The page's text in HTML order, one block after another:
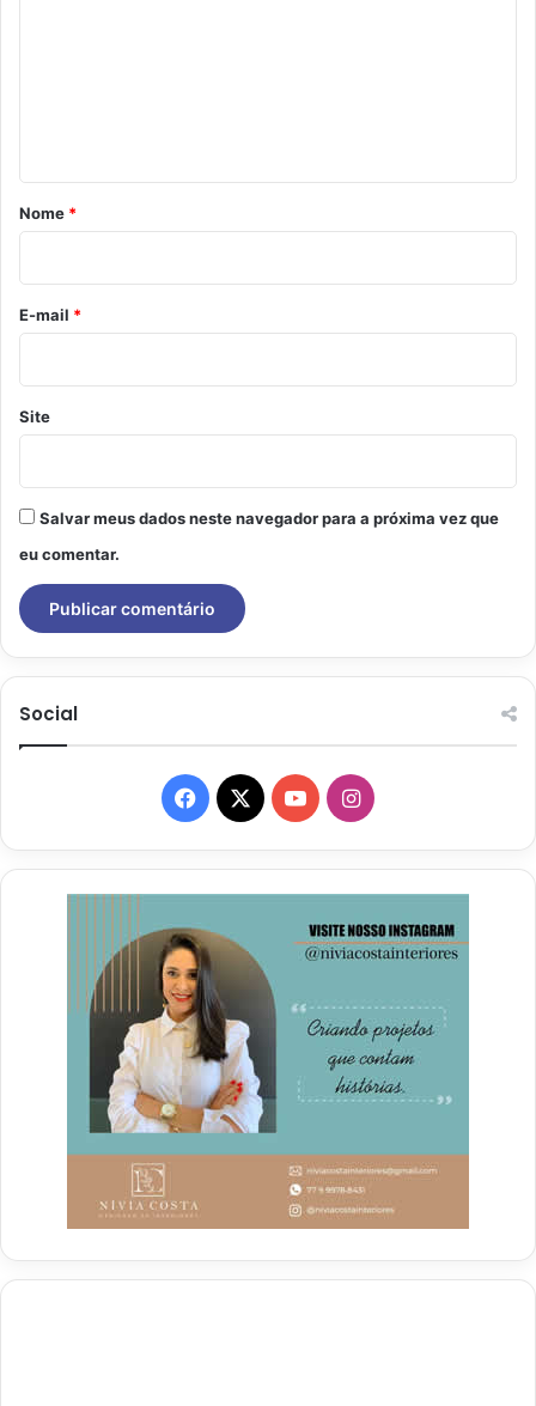
r
o
*
Nome *
E-mail *
Site
Salvar meus dados neste navegador para a próxima vez que
eu comentar.
Social
Facebook
X YouTubeInstagram